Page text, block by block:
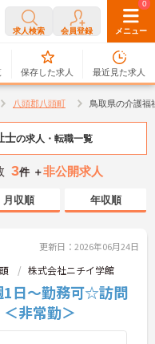
求人検索 会員登録 メニュー
0
保存した求人
0
最近見た求人
八頭郡八頭町 鳥取県の介護福
士の求人・転職一覧
3件 ＋非公開求人
月収順 年収順
更新日：2026年06月24日
株式会社ニチイ学館
1日～勤務可☆訪問
非常勤＞